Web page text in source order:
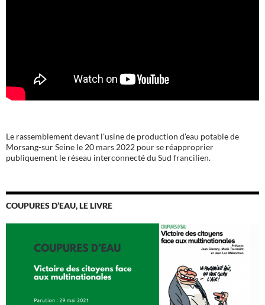
Le rassemblement devant l'usine de production d'eau potable de
Morsang-sur Seine le 20 mars 2022 pour se réapproprier
publiquement le réseau interconnecté du Sud francilien.
COUPURES D’EAU, LE LIVRE